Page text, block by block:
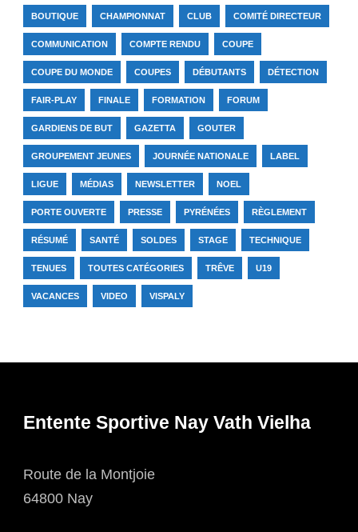
BOUTIQUE CHAMPIONNAT CLUB COMITÉ DIRECTEUR
COMMUNICATION COMPTE RENDU COUPE
COUPE DU MONDE COUPES DÉBUTANTS DÉTECTION
FAIR-PLAY FINALE FORMATION FORUM
GARDIENS DE BUT GAZETTA GOUTER
GROUPEMENT JEUNES JOURNÉE NATIONALE LABEL
LIGUE MÉDIAS NEWSLETTER NOEL
PORTE OUVERTE PRESSE PYRÉNÉES RÈGLEMENT
RÉSUMÉ SANTÉ SOLDES STAGE TECHNIQUE
TENUES TOUTES CATÉGORIES TRÊVE U19
VACANCES VIDEO VISPALY
Entente Sportive Nay Vath Vielha
Route de la Montjoie
64800 Nay